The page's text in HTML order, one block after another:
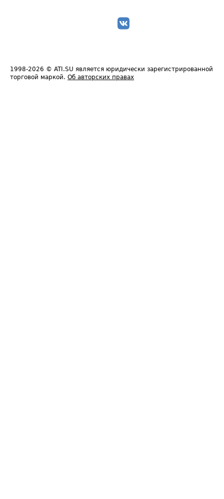
1998-2026 © ATI.SU является юридически зарегистрированной
торговой маркой. Об авторских правах